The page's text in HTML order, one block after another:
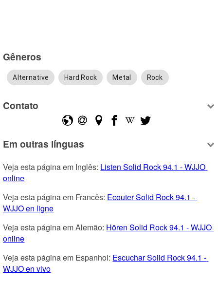
Gêneros
Alternative Hard Rock Metal Rock
Contato
Em outras línguas
Veja esta página em Inglês: Listen Solid Rock 94.1 - WJJO
online
Veja esta página em Francês: Ecouter Solid Rock 94.1 -
WJJO en ligne
Veja esta página em Alemão: Hören Solid Rock 94.1 - WJJO
online
Veja esta página em Espanhol: Escuchar Solid Rock 94.1 -
WJJO en vivo